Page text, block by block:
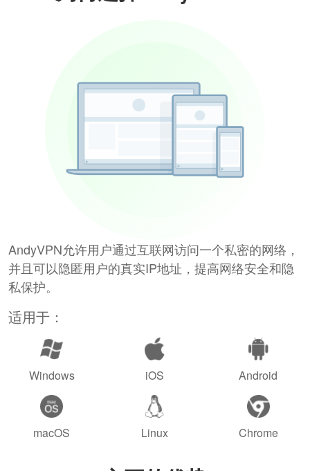
AndyVPN允许用户通过互联网访问一个私密的网络，
并且可以隐匿用户的真实IP地址，提高网络安全和隐
私保护。
适用于：
Windows iOS Android
macOS Linux Chrome